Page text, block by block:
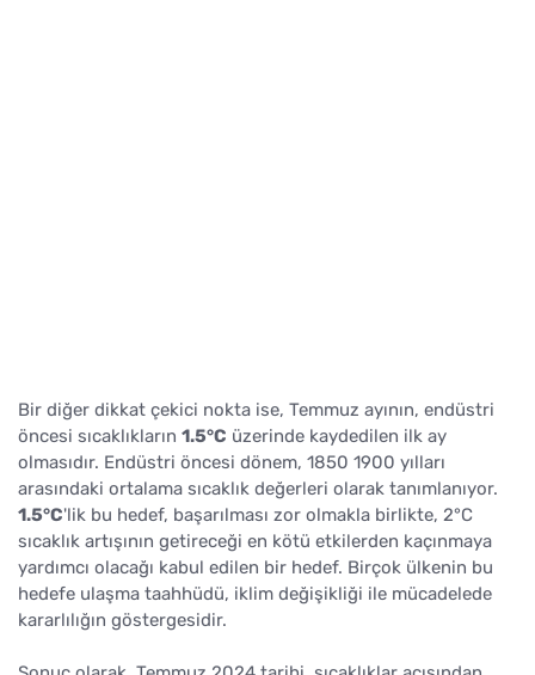
Bir diğer dikkat çekici nokta ise, Temmuz ayının, endüstri
öncesi sıcaklıkların 1.5°C üzerinde kaydedilen ilk ay
olmasıdır. Endüstri öncesi dönem, 1850 1900 yılları
arasındaki ortalama sıcaklık değerleri olarak tanımlanıyor.
1.5°C'lik bu hedef, başarılması zor olmakla birlikte, 2°C
sıcaklık artışının getireceği en kötü etkilerden kaçınmaya
yardımcı olacağı kabul edilen bir hedef. Birçok ülkenin bu
hedefe ulaşma taahhüdü, iklim değişikliği ile mücadelede
kararlılığın göstergesidir.